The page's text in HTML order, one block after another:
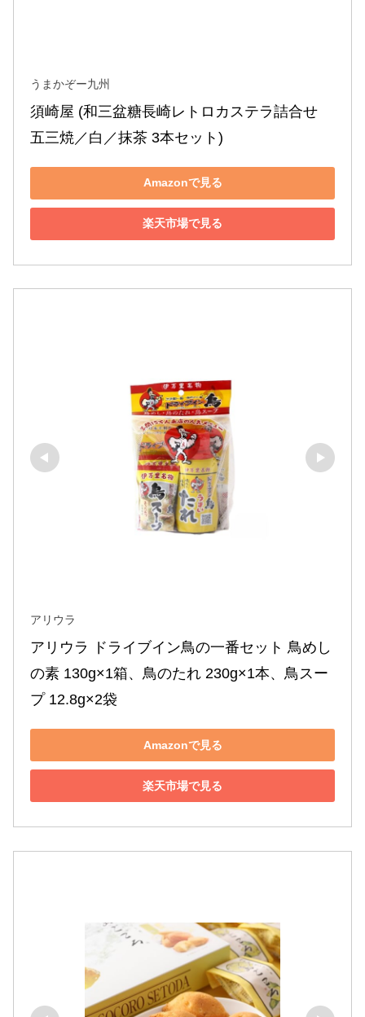
うまかぞー九州
須崎屋 (和三盆糖長崎レトロカステラ詰合せ
五三焼／白／抹茶 3本セット)
Amazonで見る
楽天市場で見る
アリウラ
アリウラ ドライブイン鳥の一番セット 鳥めし
の素 130g×1箱、鳥のたれ 230g×1本、鳥スー
プ 12.8g×2袋
Amazonで見る
楽天市場で見る